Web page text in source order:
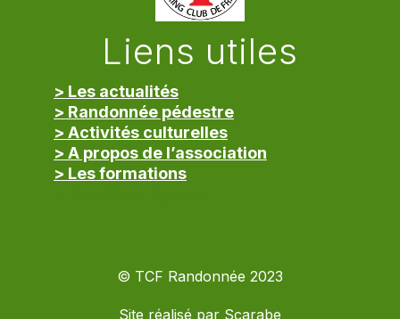
Liens utiles
> Les actualités
> Randonnée pédestre
> Activités culturelles
> A propos de l’association
> Les formations
© TCF Randonnée 2023
Site réalisé par Scarabe